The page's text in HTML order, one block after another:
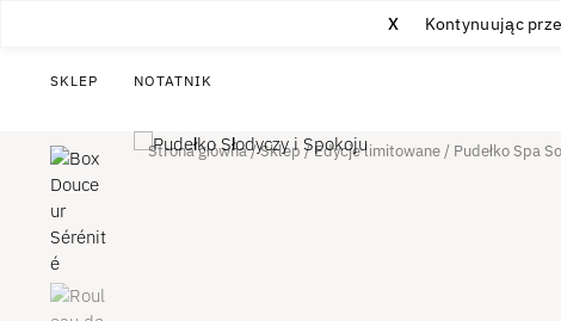
Kontynuując
X
SKLEP NOTATNIK
Strona główna/Sklep/Edycje limitowane / Pudełko Spa